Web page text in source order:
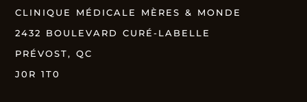
CLINIQUE MÉDICALE MÈRES & MONDE
2432 BOULEVARD CURÉ-LABELLE
PRÉVOST, QC
J0R 1T0